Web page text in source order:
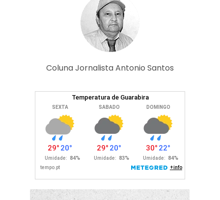
Coluna Jornalista Antonio Santos